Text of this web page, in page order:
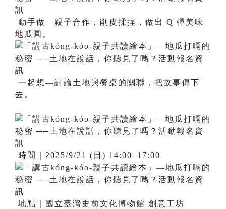
動手做—親子合作，削皮揉捏，做出 Q 彈美味
地瓜圓。
一起想—討論土地與餐桌的關聯，把故事傳下
去。
時間｜2025/9/21 (日) 14:00–17:00
地點｜國立臺灣史前文化博物館 創意工坊